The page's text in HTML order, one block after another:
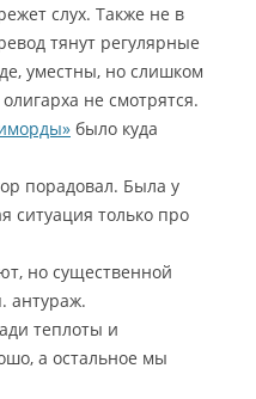
слух. Также не в
тянут регулярные
уместны, но слишком
не смотрятся.
было куда
порадовал. Была у
ситуация только про
но существенной
антураж.
теплоты и
а остальное мы